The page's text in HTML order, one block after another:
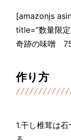
[amazonjs
title=”数量限
奇跡の味噌
作り方
1.干し椎茸は